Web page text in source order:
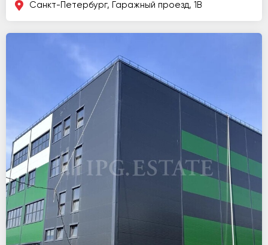
Санкт-Петербург, Гаражный проезд, 1В